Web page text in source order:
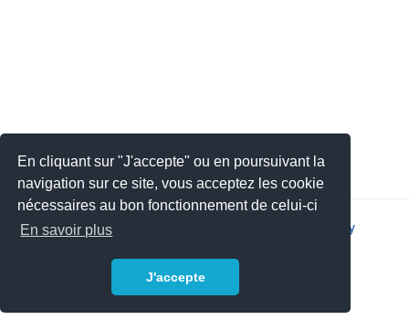
En cliquant sur "J'accepte" ou en poursuivant la
navigation sur ce site, vous acceptez les cookie
nécessaires au bon fonctionnement de celui-ci
En savoir plus
J'accepte
2026 © JSYS | Privacy policy